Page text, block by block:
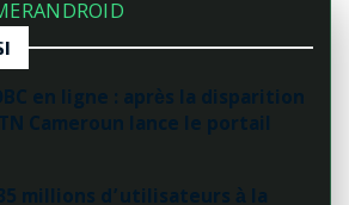
en ligne : après la disparition
Cameroun lance le portail